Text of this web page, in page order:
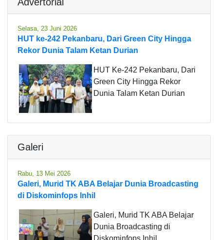
Selasa, 23 Juni 2026
HUT ke-242 Pekanbaru, Dari Green City Hingga
Rekor Dunia Talam Ketan Durian
HUT Ke-242 Pekanbaru, Dari
Green City Hingga Rekor
Dunia Talam Ketan Durian
Galeri
Rabu, 13 Mei 2026
Galeri, Murid TK ABA Belajar Dunia Broadcasting
di Diskominfops Inhil
Galeri, Murid TK ABA Belajar
Dunia Broadcasting di
Diskominfops Inhil